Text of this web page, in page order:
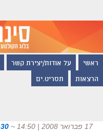
ראשי על אודות/יצירת קשר
הרצאות תסריט.ים
17 פברואר 2008 | 14:50 ~
30 COMMENTS